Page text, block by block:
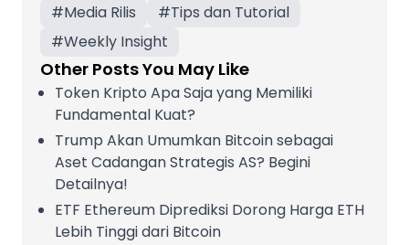
#Media Rilis #Tips dan Tutorial
#Weekly Insight
Other Posts You May Like
Token Kripto Apa Saja yang Memiliki
Fundamental Kuat?
Trump Akan Umumkan Bitcoin sebagai
Aset Cadangan Strategis AS? Begini
Detailnya!
ETF Ethereum Diprediksi Dorong Harga ETH
Lebih Tinggi dari Bitcoin